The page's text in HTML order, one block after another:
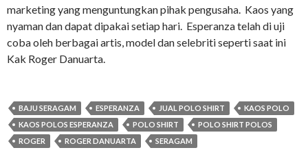
marketing yang menguntungkan pihak pengusaha. Kaos yang
nyaman dan dapat dipakai setiap hari. Esperanza telah di uji
coba oleh berbagai artis, model dan selebriti seperti saat ini
Kak Roger Danuarta.
BAJU SERAGAM ESPERANZA JUAL POLO SHIRT
KAOS POLO
KAOS POLOS ESPERANZA
POLO SHIRT
POLO SHIRT POLOS
ROGER
ROGER DANUARTA SERAGAM